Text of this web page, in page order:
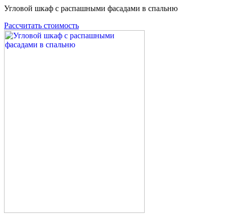
Угловой шкаф с распашными фасадами в спальню
Рассчитать стоимость